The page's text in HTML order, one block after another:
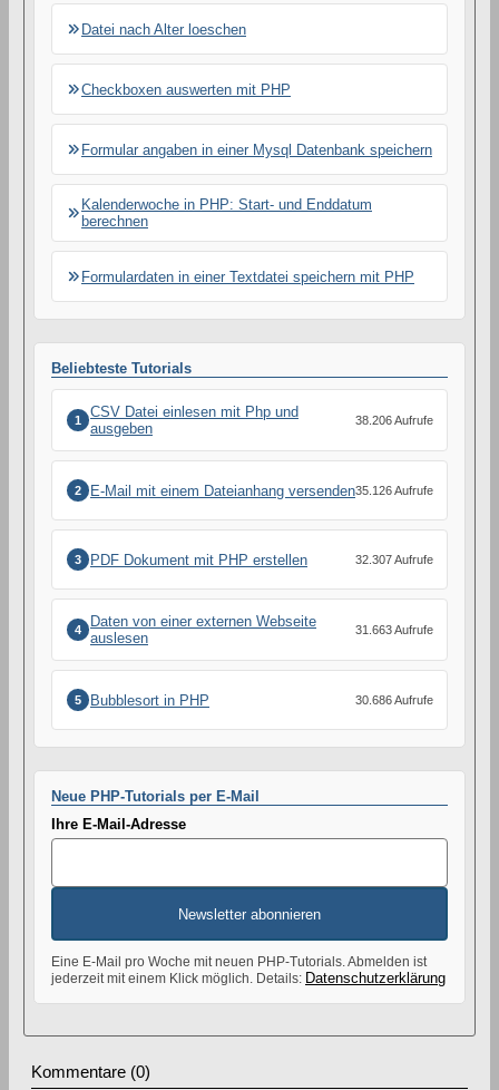
Datei nach Alter loeschen
Checkboxen auswerten mit PHP
Formular angaben in einer Mysql Datenbank speichern
Kalenderwoche in PHP: Start- und Enddatum
berechnen
Formulardaten in einer Textdatei speichern mit PHP
Beliebteste Tutorials
1
CSV Datei einlesen mit Php und
ausgeben
38.206 Aufrufe
2 E-Mail mit einem Dateianhang versenden35.126 Aufrufe
3 PDF Dokument mit PHP erstellen 32.307 Aufrufe
4
Daten von einer externen Webseite
auslesen
31.663 Aufrufe
5 Bubblesort in PHP 30.686 Aufrufe
Neue PHP-Tutorials per E-Mail
Ihre E-Mail-Adresse
Newsletter abonnieren
Eine E-Mail pro Woche mit neuen PHP-Tutorials. Abmelden ist
jederzeit mit einem Klick möglich. Details: Datenschutzerklärung
Kommentare (0)